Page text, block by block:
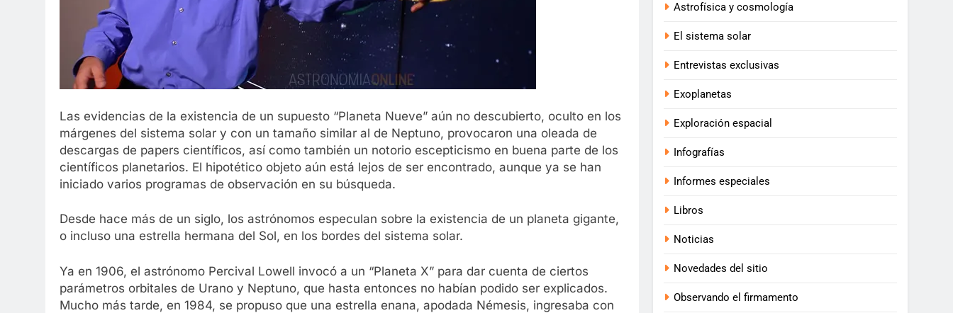
Las evidencias de la existencia de un supuesto “Planeta Nueve” aún no descubierto, oculto en los
márgenes del sistema solar y con un tamaño similar al de Neptuno, provocaron una oleada de
descargas de papers científicos, así como también un notorio escepticismo en buena parte de los
científicos planetarios. El hipotético objeto aún está lejos de ser encontrado, aunque ya se han
iniciado varios programas de observación en su búsqueda.
Desde hace más de un siglo, los astrónomos especulan sobre la existencia de un planeta gigante,
o incluso una estrella hermana del Sol, en los bordes del sistema solar.
Ya en 1906, el astrónomo Percival Lowell invocó a un “Planeta X” para dar cuenta de ciertos
parámetros orbitales de Urano y Neptuno, que hasta entonces no habían podido ser explicados.
Mucho más tarde, en 1984, se propuso que una estrella enana, apodada Némesis, ingresaba con
Astrofísica y cosmología
El sistema solar
Entrevistas exclusivas
Exoplanetas
Exploración espacial
Infografías
Informes especiales
Libros
Noticias
Novedades del sitio
Observando el firmamento